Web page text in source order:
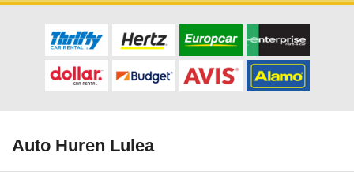
Auto Huren Lulea